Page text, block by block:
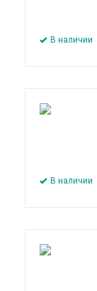
В наличии
В наличии